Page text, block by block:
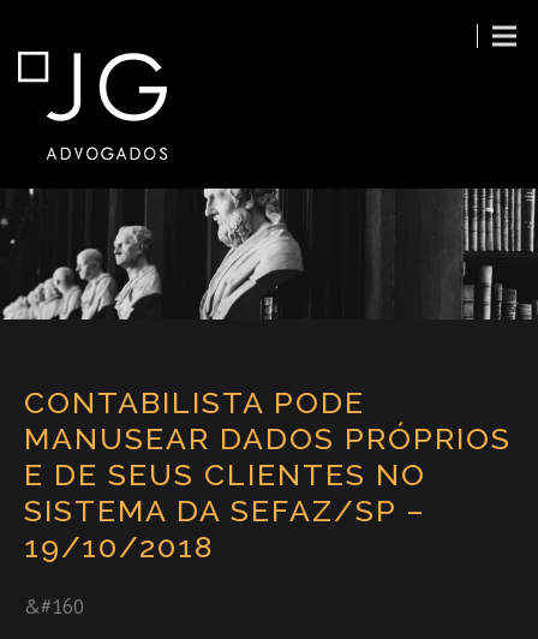
CONTABILISTA PODE
MANUSEAR DADOS PRÓPRIOS
E DE SEUS CLIENTES NO
SISTEMA DA SEFAZ/SP –
19/10/2018
&#160